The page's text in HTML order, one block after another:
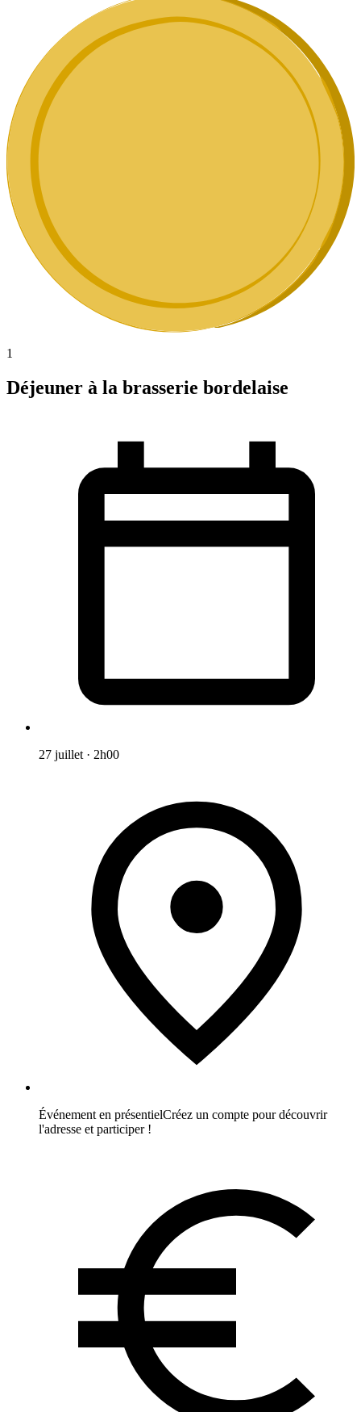
1
Déjeuner à la brasserie bordelaise
27 juillet · 2h00
Événement en présentielCréez un compte pour découvrir
l'adresse et participer !